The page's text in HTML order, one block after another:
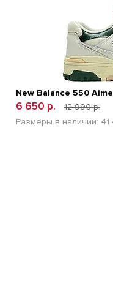
New Balance 550
6 650 р.
12 990 р.
Размеры в наличии: 41